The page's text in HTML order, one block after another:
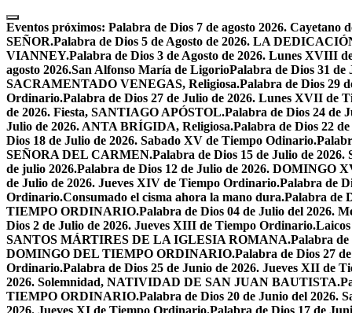
Skip
to
content
Eventos próximos: Palabra de Dios 7 de agosto 2026. Cayetano
SEÑOR.Palabra de Dios 5 de Agosto de 2026. LA
VIANNEY.Palabra de Dios 3 de Agosto de 2026. Lunes XVIII
agosto 2026.San Alfonso María de LigorioPalabra de Dios 31
SACRAMENTADO VENEGAS, Religiosa.Palabra de Dios 29
Ordinario.Palabra de Dios 27 de Julio de 2026. Lunes XVII de
de 2026. Fiesta, SANTIAGO APÓSTOL.Palabra de Dios 24 de
Julio de 2026. ANTA BRÍGIDA, Religiosa.Palabra de Dios 22
Dios 18 de Julio de 2026. Sabado XV de Tiempo Odinario.
SEÑORA DEL CARMEN.Palabra de Dios 15 de Julio de
de julio 2026.Palabra de Dios 12 de Julio de 2026.
de Julio de 2026. Jueves XIV de Tiempo Ordinario.Palabra de
Ordinario.Consumado el cisma ahora la mano dura.Palabra de
TIEMPO ORDINARIO.Palabra de Dios 04 de Julio del 2026.
Dios 2 de Julio de 2026. Jueves XIII de Tiempo Ordinario.
SANTOS MÁRTIRES DE LA IGLESIA ROMANA.Palabra de
DOMINGO DEL TIEMPO ORDINARIO.Palabra de Dios 27
Ordinario.Palabra de Dios 25 de Junio de 2026. Jueves XII de
2026. Solemnidad, NATIVIDAD DE SAN JUAN BAUTISTA.
TIEMPO ORDINARIO.Palabra de Dios 20 de Junio del 2026.
2026. Jueves XI de Tiempo Ordinario.Palabra de Dios 17 de